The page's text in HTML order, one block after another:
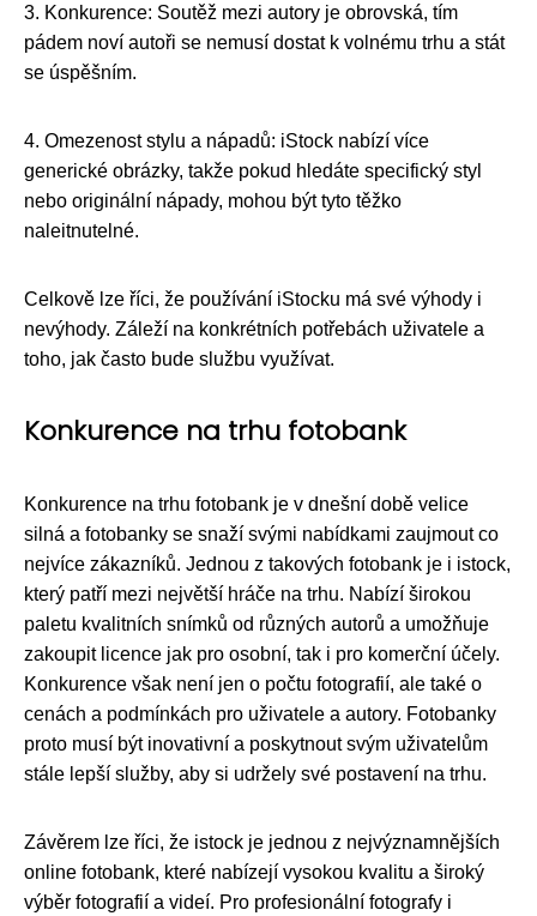
3. Konkurence: Soutěž mezi autory je obrovská, tím
pádem noví autoři se nemusí dostat k volnému trhu a stát
se úspěšním.
4. Omezenost stylu a nápadů: iStock nabízí více
generické obrázky, takže pokud hledáte specifický styl
nebo originální nápady, mohou být tyto těžko
naleitnutelné.
Celkově lze říci, že používání iStocku má své výhody i
nevýhody. Záleží na konkrétních potřebách uživatele a
toho, jak často bude službu využívat.
Konkurence na trhu fotobank
Konkurence na trhu fotobank je v dnešní době velice
silná a fotobanky se snaží svými nabídkami zaujmout co
nejvíce zákazníků. Jednou z takových fotobank je i istock,
který patří mezi největší hráče na trhu. Nabízí širokou
paletu kvalitních snímků od různých autorů a umožňuje
zakoupit licence jak pro osobní, tak i pro komerční účely.
Konkurence však není jen o počtu fotografií, ale také o
cenách a podmínkách pro uživatele a autory. Fotobanky
proto musí být inovativní a poskytnout svým uživatelům
stále lepší služby, aby si udržely své postavení na trhu.
Závěrem lze říci, že istock je jednou z nejvýznamnějších
online fotobank, které nabízejí vysokou kvalitu a široký
výběr fotografií a videí. Pro profesionální fotografy i